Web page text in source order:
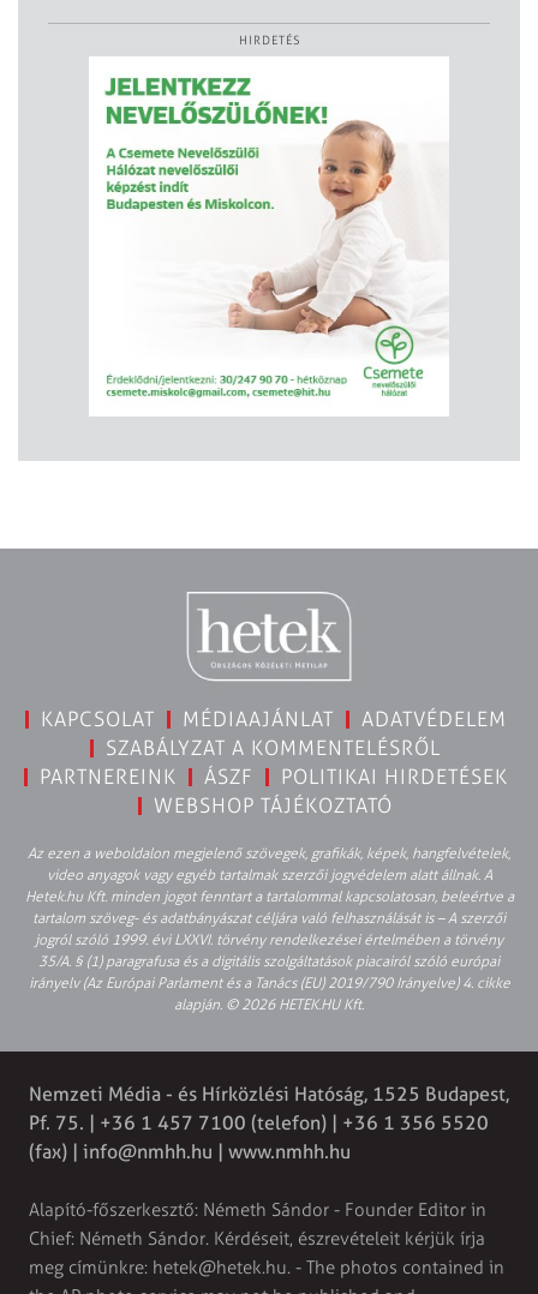
HIRDETÉS
KAPCSOLAT MÉDIAAJÁNLAT
ADATVÉDELEM
SZABÁLYZAT A KOMMENTELÉSRŐL
PARTNEREINK
ÁSZF
POLITIKAI HIRDETÉSEK
WEBSHOP TÁJÉKOZTATÓ
Az ezen a weboldalon megjelenő szövegek, grafikák, képek, hangfelvételek,
video anyagok vagy egyéb tartalmak szerzői jogvédelem alatt állnak. A
Hetek.hu Kft. minden jogot fenntart a tartalommal kapcsolatosan, beleértve a
tartalom szöveg- és adatbányászat céljára való felhasználását is – A szerzői
jogról szóló 1999. évi LXXVI. törvény rendelkezései értelmében a törvény
35/A. § (1) paragrafusa és a digitális szolgáltatások piacairól szóló európai
irányelv (Az Európai Parlament és a Tanács (EU) 2019/790 Irányelve) 4. cikke
alapján. © 2026 HETEK.HU Kft.
Nemzeti Média - és Hírközlési Hatóság, 1525 Budapest,
Pf. 75. | +36 1 457 7100 (telefon) | +36 1 356 5520
(fax) | info@nmhh.hu | www.nmhh.hu
Alapító-főszerkesztő: Németh Sándor - Founder Editor in
Chief: Németh Sándor. Kérdéseit, észrevételeit kérjük írja
meg címünkre: hetek@hetek.hu. - The photos contained in